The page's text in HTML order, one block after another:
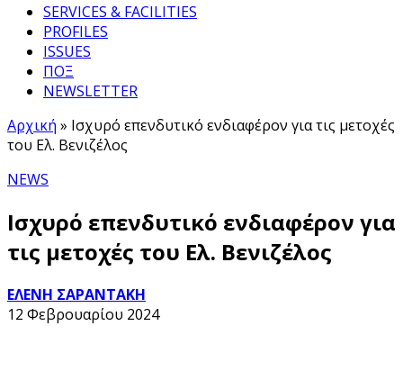
SERVICES & FACILITIES
PROFILES
ISSUES
ΠΟΞ
NEWSLETTER
Αρχική » Ισχυρό επενδυτικό ενδιαφέρον για τις μετοχές
του Ελ. Βενιζέλος
NEWS
Ισχυρό επενδυτικό ενδιαφέρον για
τις μετοχές του Ελ. Βενιζέλος
ΕΛΕΝΗ ΣΑΡΑΝΤΑΚΗ
12 Φεβρουαρίου 2024